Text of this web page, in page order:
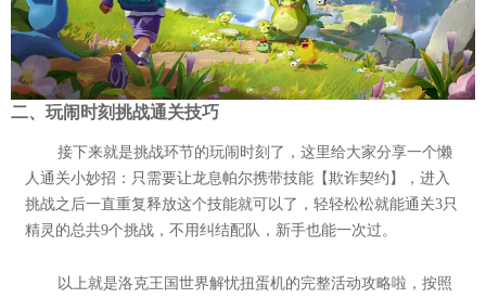
二、玩闹时刻挑战通关技巧
接下来就是挑战环节的玩闹时刻了，这里给大家分享一个懒
人通关小妙招：只需要让龙息帕尔携带技能【欺诈契约】，进入
挑战之后一直重复释放这个技能就可以了，轻轻松松就能通关3只
精灵的总共9个挑战，不用纠结配队，新手也能一次过。
以上就是洛克王国世界解忧扭蛋机的完整活动攻略啦，按照